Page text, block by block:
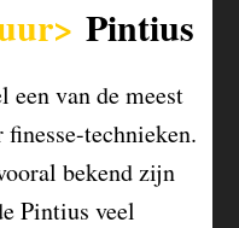
Pintius
van de meest
technieken.
bekend zijn
Pintius veel